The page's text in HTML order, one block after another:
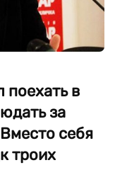
в
за
себя
троих